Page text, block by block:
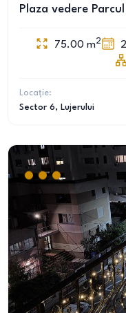
Plaza vedere
75.00 m2
Locație:
Sector 6, Lujerului